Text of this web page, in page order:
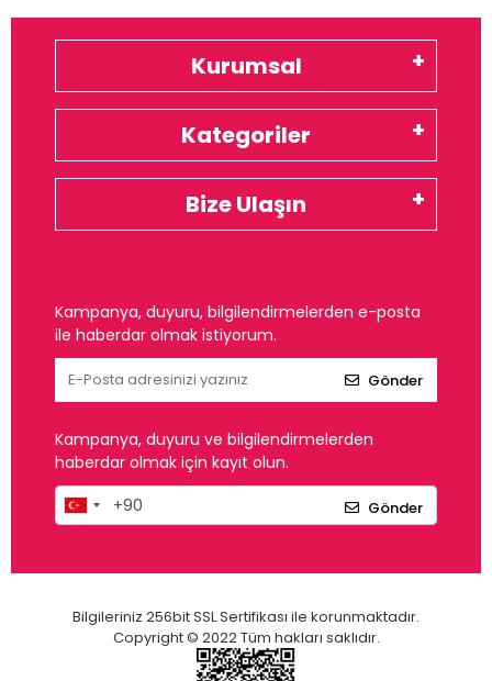
Kurumsal
Kategoriler
Bize Ulaşın
Kampanya, duyuru, bilgilendirmelerden e-posta
ile haberdar olmak istiyorum.
Gönder
Kampanya, duyuru ve bilgilendirmelerden
haberdar olmak için kayıt olun.
Gönder
Bilgileriniz 256bit SSL Sertifikası ile korunmaktadır.
Copyright © 2022 Tüm hakları saklıdır.